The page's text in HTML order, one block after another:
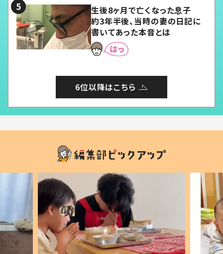
生後8ヶ月で亡くなった息子
約3年半後、当時の妻の日記に
書いてあった本音とは
6位以降はこちら